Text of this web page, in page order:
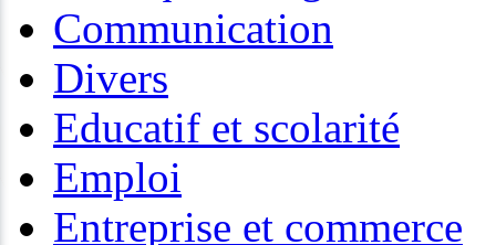
Communication
Divers
Educatif et scolarité
Emploi
Entreprise et commerce